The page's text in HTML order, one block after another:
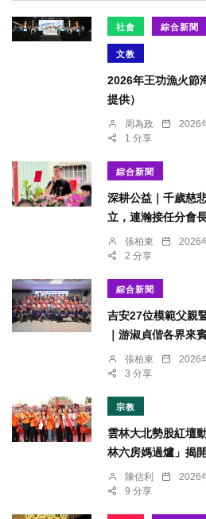
社會 綜合新聞
文教
2026年王功漁火節
提供）
周為政 2026
1 分享
綜合新聞
深耕公益｜千歲慈
立，連瀚接任分會
張柏東 2026
2 分享
綜合新聞
吉安27位模範父親
｜游淑貞偕各界來
張柏東 2026
3 分享
宗教
雲林大北勢股紅壇
林六房媽過爐」揭
陳信利 2026
9 分享